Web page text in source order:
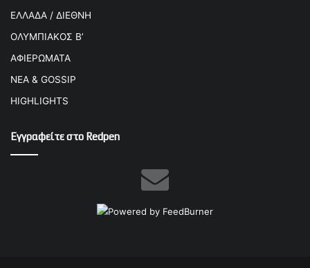
ΕΛΛΑΔΑ / ΔΙΕΘΝΗ
ΟΛΥΜΠΙΑΚΟΣ Β’
ΑΦΙΕΡΩΜΑΤΑ
ΝΕΑ & GOSSIP
HIGHLIGHTS
Εγγραφείτε στο Redpen